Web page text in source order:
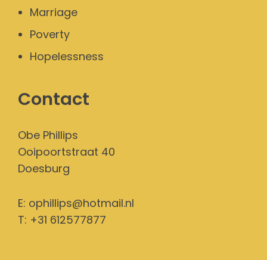
Marriage
Poverty
Hopelessness
Contact
Obe Phillips
Ooipoortstraat 40
Doesburg
E: ophillips@hotmail.nl
T: +31 612577877